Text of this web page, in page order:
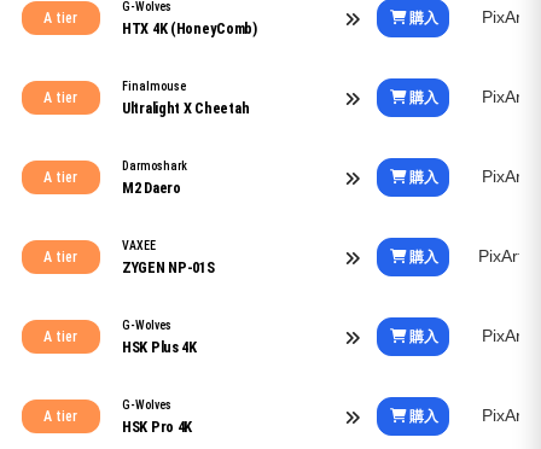
A tier
G-Wolves
HTX 4K (HoneyComb)
購入 PixArt
A tier
Finalmouse
Ultralight X Cheetah
購入 PixArt
A tier
Darmoshark
M2 Daero
購入 PixArt
A tier
VAXEE
ZYGEN NP-01S
購入 PixArt
A tier
G-Wolves
HSK Plus 4K
購入 PixArt
A tier
G-Wolves
HSK Pro 4K
購入 PixArt